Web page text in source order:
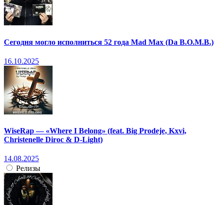
Сегодня могло исполниться 52 года Mad Max (Da B.O.M.B.)
16.10.2025
WiseRap — «Where I Belong» (feat. Big Prodeje, Kxvi,
Christenelle Diroc & D-Light)
14.08.2025
Релизы